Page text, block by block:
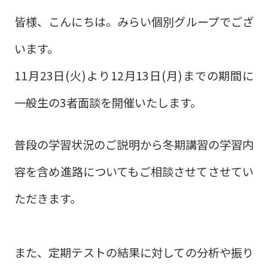
皆様、こんにちは。みらい個別グループでござ
います。
11月23日(火)より12月13日(月)までの期間に
一般生の3者面談を開催いたします。
普段の学習状況のご説明から冬期講習の学習内
容を含め進路についてもご相談させてさせてい
ただきます。
また、定期テストの結果に対しての分析や振り